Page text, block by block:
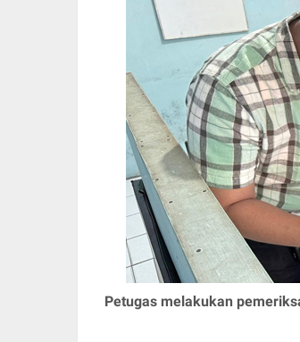
Petugas melakukan